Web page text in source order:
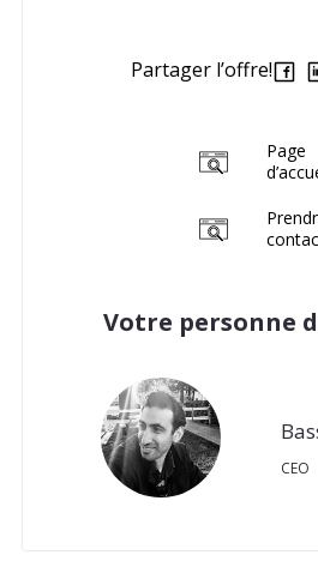
Partager l’offre!
Page
Votre personne
CEO